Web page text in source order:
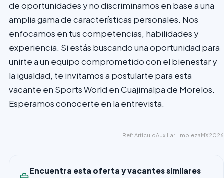
de oportunidades y no discriminamos en base a una
amplia gama de características personales. Nos
enfocamos en tus competencias, habilidades y
experiencia. Si estás buscando una oportunidad para
unirte a un equipo comprometido con el bienestar y
la igualdad, te invitamos a postularte para esta
vacante en Sports World en Cuajimalpa de Morelos.
Esperamos conocerte en la entrevista.
Ref: ArticuloAuxiliarLimpiezaMX2026
Encuentra esta oferta y vacantes similares